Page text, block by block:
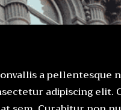
a pellentesque
adipiscing elit.